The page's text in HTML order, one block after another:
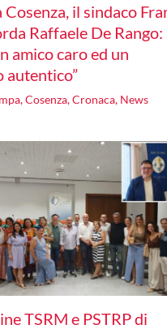
il sindaco
Raffaele De Rango:
amico caro ed un
autentico”
,Cosenza,Cronaca, News
TSRM e PSTRP di